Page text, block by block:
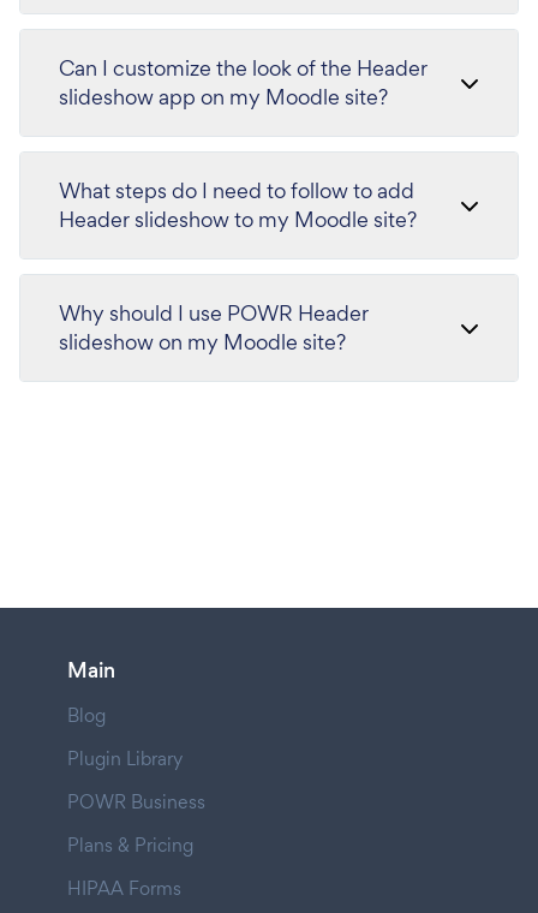
Can I customize the look of the Header
slideshow app on my Moodle site?
What steps do I need to follow to add
Header slideshow to my Moodle site?
Why should I use POWR Header
slideshow on my Moodle site?
Main
Blog
Plugin Library
POWR Business
Plans & Pricing
HIPAA Forms